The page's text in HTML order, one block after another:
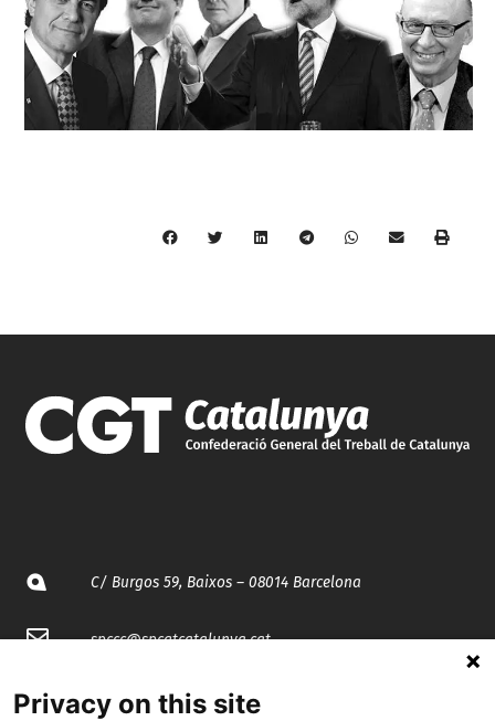
C/ Burgos 59, Baixos – 08014 Barcelona
spccc@spcgtcatalunya.cat
Privacy on this site